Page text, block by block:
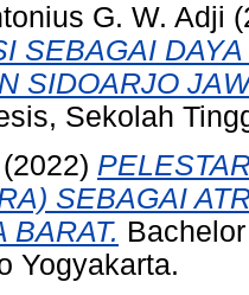
G. W. Adji
SEBAGAI
SIDOARJO
Sekolah
(2022)
SEBAGAI
BARAT.
Yogyakarta.